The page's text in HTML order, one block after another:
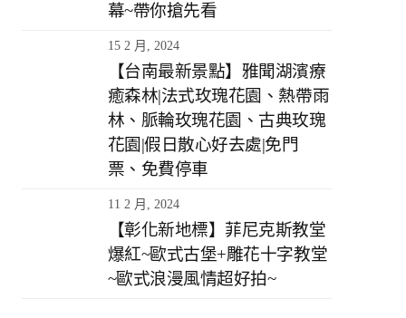
幕~帶你搶先看
15 2 月, 2024
【台南最新景點】雅聞湖濱療
癒森林|法式玫瑰花園、熱帶雨
林、脈輪玫瑰花園、古典玫瑰
花園|假日散心好去處|免門
票、免費停車
11 2 月, 2024
【彰化新地標】菲尼克斯教堂
爆紅~歐式古堡+雕花十字教堂
~歐式浪漫風情超好拍~